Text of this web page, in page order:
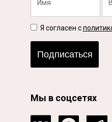
Я согласен с
Подписаться
Мы в соцсетях